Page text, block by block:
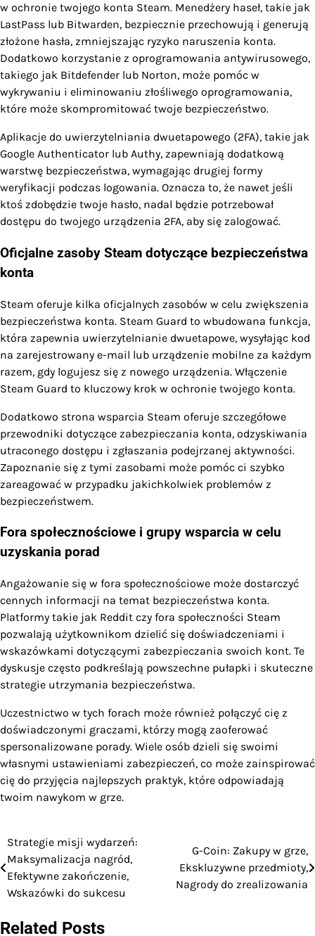
w ochronie twojego konta Steam. Menedżery haseł, takie jak
LastPass lub Bitwarden, bezpiecznie przechowują i generują
złożone hasła, zmniejszając ryzyko naruszenia konta.
Dodatkowo korzystanie z oprogramowania antywirusowego,
takiego jak Bitdefender lub Norton, może pomóc w
wykrywaniu i eliminowaniu złośliwego oprogramowania,
które może skompromitować twoje bezpieczeństwo.
Aplikacje do uwierzytelniania dwuetapowego (2FA), takie jak
Google Authenticator lub Authy, zapewniają dodatkową
warstwę bezpieczeństwa, wymagając drugiej formy
weryfikacji podczas logowania. Oznacza to, że nawet jeśli
ktoś zdobędzie twoje hasło, nadal będzie potrzebował
dostępu do twojego urządzenia 2FA, aby się zalogować.
Oficjalne zasoby Steam dotyczące bezpieczeństwa
konta
Steam oferuje kilka oficjalnych zasobów w celu zwiększenia
bezpieczeństwa konta. Steam Guard to wbudowana funkcja,
która zapewnia uwierzytelnianie dwuetapowe, wysyłając kod
na zarejestrowany e-mail lub urządzenie mobilne za każdym
razem, gdy logujesz się z nowego urządzenia. Włączenie
Steam Guard to kluczowy krok w ochronie twojego konta.
Dodatkowo strona wsparcia Steam oferuje szczegółowe
przewodniki dotyczące zabezpieczania konta, odzyskiwania
utraconego dostępu i zgłaszania podejrzanej aktywności.
Zapoznanie się z tymi zasobami może pomóc ci szybko
zareagować w przypadku jakichkolwiek problemów z
bezpieczeństwem.
Fora społecznościowe i grupy wsparcia w celu
uzyskania porad
Angażowanie się w fora społecznościowe może dostarczyć
cennych informacji na temat bezpieczeństwa konta.
Platformy takie jak Reddit czy fora społeczności Steam
pozwalają użytkownikom dzielić się doświadczeniami i
wskazówkami dotyczącymi zabezpieczania swoich kont. Te
dyskusje często podkreślają powszechne pułapki i skuteczne
strategie utrzymania bezpieczeństwa.
Uczestnictwo w tych forach może również połączyć cię z
doświadczonymi graczami, którzy mogą zaoferować
spersonalizowane porady. Wiele osób dzieli się swoimi
własnymi ustawieniami zabezpieczeń, co może zainspirować
cię do przyjęcia najlepszych praktyk, które odpowiadają
twoim nawykom w grze.
Post
navigation
Strategie misji wydarzeń:
Maksymalizacja nagród,
Efektywne zakończenie,
Wskazówki do sukcesu
G-Coin: Zakupy w grze,
Ekskluzywne przedmioty,
Nagrody do zrealizowania
Related Posts